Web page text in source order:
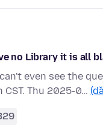
no Library it is all
even see the
Thu 2025-0…